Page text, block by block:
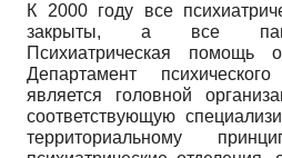
К 2000 году все
закрыты, а все
Психиатрическая помощь
Департамент
является головной
соответствующую
территориальному